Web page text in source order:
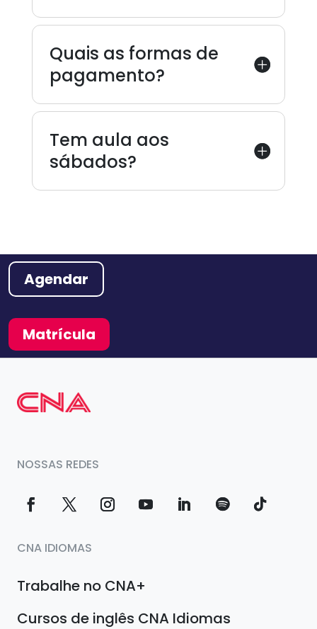
Quais as formas de
pagamento?
Tem aula aos
sábados?
Agendar
Matrícula
NOSSAS REDES
CNA IDIOMAS
Trabalhe no CNA+
Cursos de inglês CNA Idiomas